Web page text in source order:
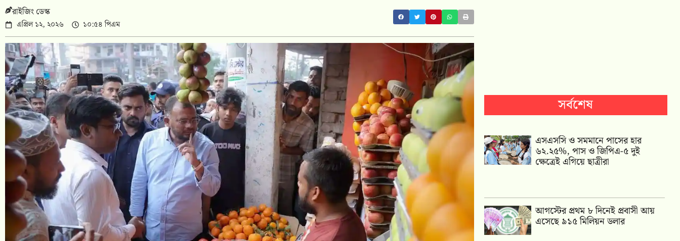
রাইজিং ডেস্ক
এপ্রিল ১২, ২০২৬ ১০:৫৪ পিএম
সর্বশেষ
এসএসসি ও সমমানে পাসের হার
৬২.২৫%, পাস ও জিপিএ-৫ দুই
ক্ষেত্রেই এগিয়ে ছাত্রীরা
আগস্টের প্রথম ৮ দিনেই প্রবাসী আয়
এসেছে ৯১৫ মিলিয়ন ডলার